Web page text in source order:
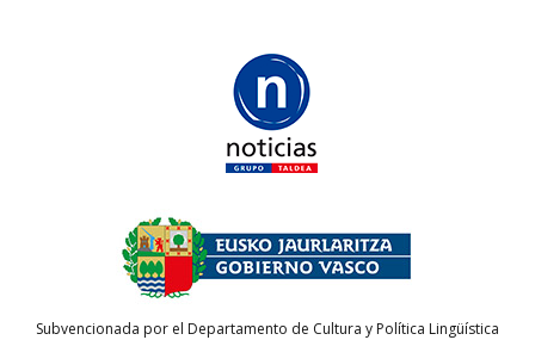
Subvencionada por el Departamento de Cultura y Política Lingüística